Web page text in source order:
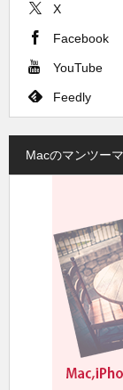
X
Facebook
YouTube
Feedly
Macのマンツー